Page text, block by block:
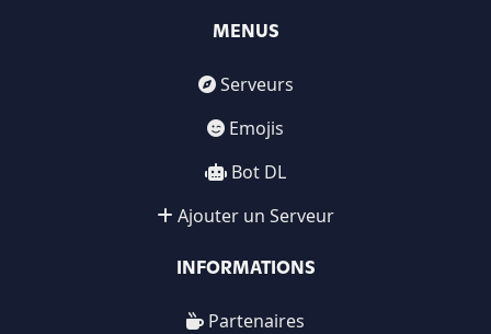
MENUS
Serveurs
Emojis
Bot DL
Ajouter un Serveur
INFORMATIONS
Partenaires